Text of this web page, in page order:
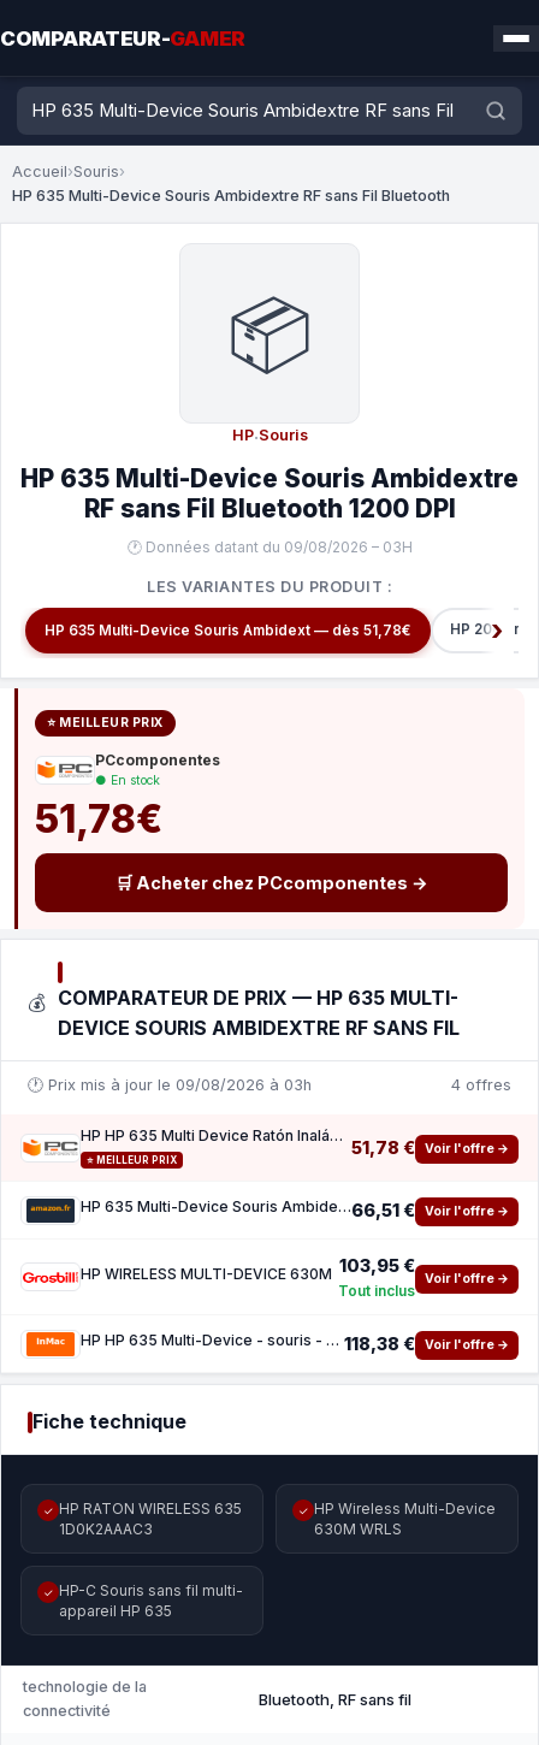
COMPARATEUR-GAMER
Accueil›Souris›
HP 635 Multi-Device Souris Ambidextre RF sans Fil Bluetooth
📦
HP·Souris
HP 635 Multi-Device Souris Ambidextre
RF sans Fil Bluetooth 1200 DPI
🕐 Données datant du 09/08/2026 – 03H
LES VARIANTES DU PRODUIT :
HP 635 Multi-Device Souris Ambidext — dès 51,78€ HP 200
⭐ MEILLEUR PRIX
PCcomponentes
● En stock
51,78€
🛒 Acheter chez PCcomponentes →
💰 COMPARATEUR DE PRIX — HP 635 MULTI-
DEVICE SOURIS AMBIDEXTRE RF SANS FIL
🕐 Prix mis à jour le 09/08/2026 à 03h 4 offres
HP HP 635 Multi Device Ratón Inalámbrico Negro
⭐ MEILLEUR PRIX
51,78 € Voir l'offre →
HP 635 Multi-Device Souris Ambidextre RF sans Fil Bluetooth 1200 DPI66,51 € Voir l'offre →
HP WIRELESS MULTI-DEVICE 630M 103,95 €
Tout inclus
Voir l'offre →
HP HP 635 Multi-Device - souris - Bluetooth 118,38 € Voir l'offre →
Fiche technique
✓ HP RATON WIRELESS 635
1D0K2AAAC3
✓ HP Wireless Multi-Device
630M WRLS
✓ HP-C Souris sans fil multi-
appareil HP 635
technologie de la
connectivité
Bluetooth, RF sans fil